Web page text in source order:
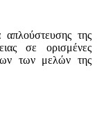
απλούστευσης της
σε ορισμένες
των μελών της